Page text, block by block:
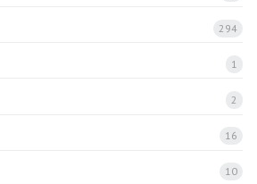
294
1
2
16
10